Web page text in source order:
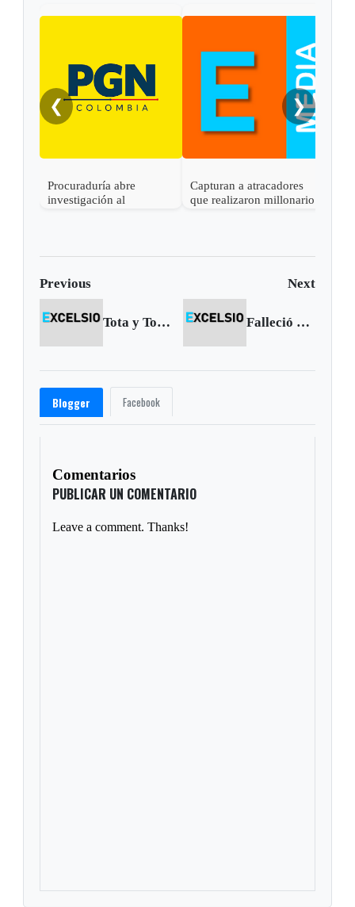
❮
Procuraduría abre
investigación al
política
Capturan a atracadores
que realizaron millonario
❯
Previous Next
Tota y Toca recibieron parques infantiles Falleció don Aquileo símbolo del programa “Yo, sí puedo”
Blogger Facebook
Comentarios
PUBLICAR UN COMENTARIO
Leave a comment. Thanks!